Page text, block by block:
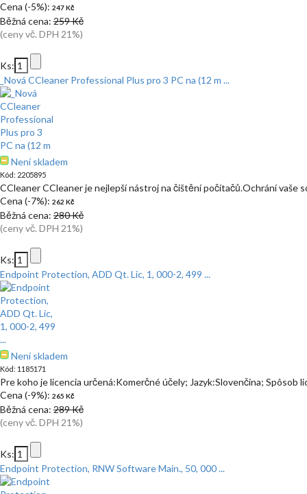
Cena (-5%): 247 Kč
Běžná cena: 259 Kč
(ceny vč. DPH 21%)
Ks:
_Nová CCleaner Professional Plus pro 3 PC na (12 m ...
Není skladem
Kód: 2205895
CCleaner CCleaner je nejlepší nástroj na čištění počítačů.Ochrání vaše
Cena (-7%): 262 Kč
Běžná cena: 280 Kč
(ceny vč. DPH 21%)
Ks:
Endpoint Protection, ADD Qt. Lic, 1, 000-2, 499 ...
Není skladem
Kód: 1185171
Pre koho je licencia určená:Komerčné účely; Jazyk:Slovenčina; Spôsob
Cena (-9%): 265 Kč
Běžná cena: 289 Kč
(ceny vč. DPH 21%)
Ks:
Endpoint Protection, RNW Software Main., 50, 000 ...